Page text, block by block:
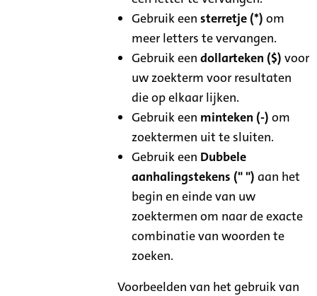
Gebruik eensterretje (*) om
meer letters te vervangen.
Gebruik eendollarteken ($) voor
uw zoekterm voor resultaten
die op elkaar lijken.
Gebruik een minteken (-) om
zoektermen uit te sluiten.
Gebruik een Dubbele
aanhalingstekens (" ") aan het
begin en einde van uw
zoektermen om naar de exacte
combinatie van woorden te
zoeken.
Voorbeelden van het gebruik van